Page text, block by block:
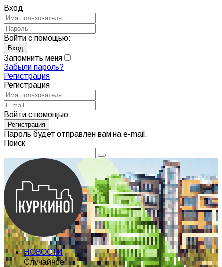
Вход
Войти с помощью:
Запомнить меня
Забыли пароль?
Регистрация
Регистрация
Войти с помощью:
Пароль будет отправлен вам на e-mail.
Поиск
НОВОСТИ
Случайное